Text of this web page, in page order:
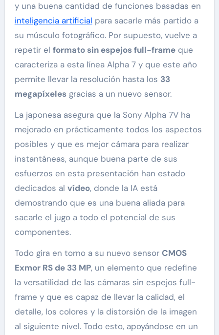
y una buena cantidad de funciones basadas en
inteligencia artificial para sacarle más partido a
su músculo fotográfico. Por supuesto, vuelve a
repetir el formato sin espejos full-frameque
caracteriza a esta línea Alpha 7 y que este año
permite llevar la resolución hasta los 33
megapíxelesgracias a un nuevo sensor.
La japonesa asegura que la Sony Alpha 7V ha
mejorado en prácticamente todos los aspectos
posibles y que es mejor cámara para realizar
instantáneas, aunque buena parte de sus
esfuerzos en esta presentación han estado
dedicados al vídeo, donde la IA está
demostrando que es una buena aliada para
sacarle el jugo a todo el potencial de sus
componentes.
Todo gira en torno a su nuevo sensor CMOS
Exmor RS de 33 MP, un elemento que redefine
la versatilidad de las cámaras sin espejos full-
frame y que es capaz de llevar la calidad, el
detalle, los colores y la distorsión de la imagen
al siguiente nivel. Todo esto, apoyándose en un